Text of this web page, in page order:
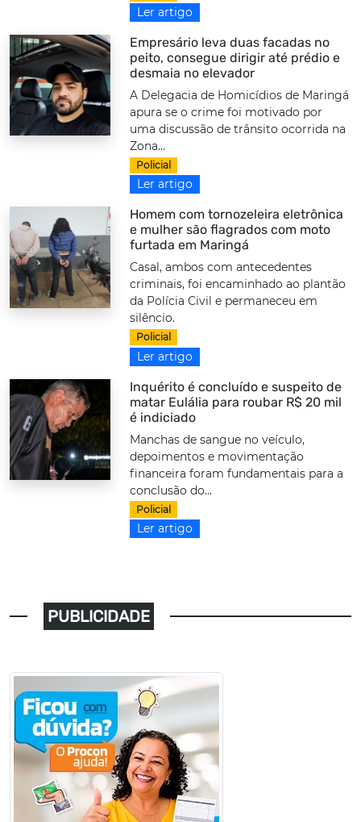
Ler artigo
Empresário leva duas facadas no
peito, consegue dirigir até prédio e
desmaia no elevador
A Delegacia de Homicídios de Maringá
apura se o crime foi motivado por
uma discussão de trânsito ocorrida na
Zona...
Policial
Ler artigo
Homem com tornozeleira eletrônica
e mulher são flagrados com moto
furtada em Maringá
Casal, ambos com antecedentes
criminais, foi encaminhado ao plantão
da Polícia Civil e permaneceu em
silêncio.
Policial
Ler artigo
Inquérito é concluído e suspeito de
matar Eulália para roubar R$ 20 mil
é indiciado
Manchas de sangue no veículo,
depoimentos e movimentação
financeira foram fundamentais para a
conclusão do...
Policial
Ler artigo
PUBLICIDADE